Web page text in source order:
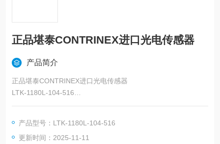
正品堪泰CONTRINEX进口光电传感器
产品简介
正品堪泰CONTRINEX进口光电传感器
LTK-1180L-104-516
Operating principleDiffuse
Housing size [mm]M18
Sensitivity adjustment3-turn potentiometer
产品型号：LTK-1180L-104-516
更新时间：2025-11-11